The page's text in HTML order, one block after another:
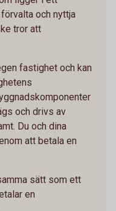
och nyttja
tror att
fastighet och kan
och drivs av
Du och dina
att betala en
sätt som ett
en